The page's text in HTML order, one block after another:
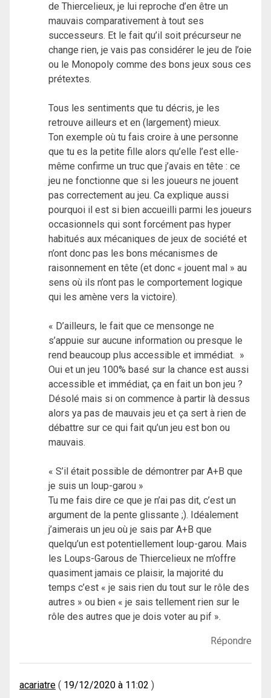
de Thiercelieux, je lui reproche d’en être un
mauvais comparativement à tout ses
successeurs. Et le fait qu’il soit précurseur ne
change rien, je vais pas considérer le jeu de l’oie
ou le Monopoly comme des bons jeux sous ces
prétextes.
Tous les sentiments que tu décris, je les
retrouve ailleurs et en (largement) mieux.
Ton exemple où tu fais croire à une personne
que tu es la petite fille alors qu’elle l’est elle-
même confirme un truc que j’avais en tête : ce
jeu ne fonctionne que si les joueurs ne jouent
pas correctement au jeu. Ca explique aussi
pourquoi il est si bien accueilli parmi les joueurs
occasionnels qui sont forcément pas hyper
habitués aux mécaniques de jeux de société et
n’ont donc pas les bons mécanismes de
raisonnement en tête (et donc « jouent mal » au
sens où ils n’ont pas le comportement logique
qui les amène vers la victoire).
« D’ailleurs, le fait que ce mensonge ne
s’appuie sur aucune information ou presque le
rend beaucoup plus accessible et immédiat. »
Oui et un jeu 100% basé sur la chance est aussi
accessible et immédiat, ça en fait un bon jeu ?
Désolé mais si on commence à partir là dessus
alors ya pas de mauvais jeu et ça sert à rien de
débattre sur ce qui fait qu’un jeu est bon ou
mauvais.
« S’il était possible de démontrer par A+B que
je suis un loup-garou »
Tu me fais dire ce que je n’ai pas dit, c’est un
argument de la pente glissante ;). Idéalement
j’aimerais un jeu où je sais par A+B que
quelqu’un est potentiellement loup-garou. Mais
les Loups-Garous de Thiercelieux ne m’offre
quasiment jamais ce plaisir, la majorité du
temps c’est « je sais rien du tout sur le rôle des
autres » ou bien « je sais tellement rien sur le
rôle des autres que je dois voter au pif ».
Répondre
acariatre 19/12/2020 à 11:02